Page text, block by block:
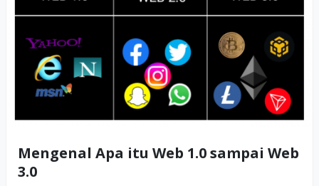
Mengenal Apa itu Web 1.0 sampai Web
3.0